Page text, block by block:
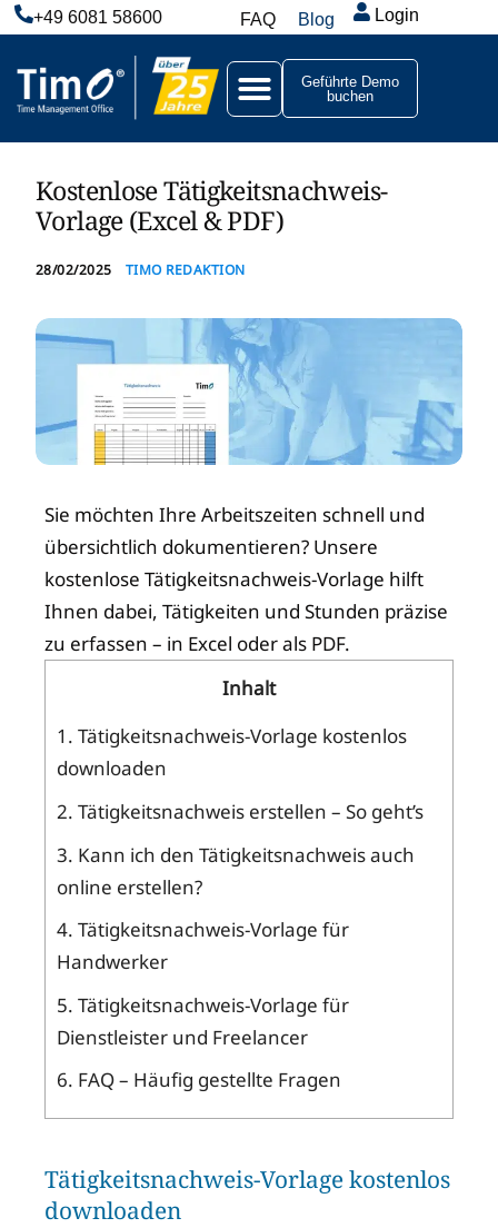
+49 6081 58600 FAQ Blog Login
Geführte Demo
buchen
Kostenlose Tätigkeitsnachweis-
Vorlage (Excel & PDF)
28/02/2025 TIMO REDAKTION
Sie möchten Ihre Arbeitszeiten schnell und
übersichtlich dokumentieren? Unsere
kostenlose Tätigkeitsnachweis-Vorlage hilft
Ihnen dabei, Tätigkeiten und Stunden präzise
zu erfassen – in Excel oder als PDF.
Inhalt
1. Tätigkeitsnachweis-Vorlage kostenlos
downloaden
2. Tätigkeitsnachweis erstellen – So geht’s
3. Kann ich den Tätigkeitsnachweis auch
online erstellen?
4. Tätigkeitsnachweis-Vorlage für
Handwerker
5. Tätigkeitsnachweis-Vorlage für
Dienstleister und Freelancer
6. FAQ – Häufig gestellte Fragen
Tätigkeitsnachweis-Vorlage kostenlos
downloaden